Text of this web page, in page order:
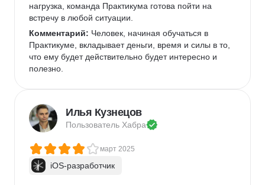
нагрузка, команда Практикума готова пойти на
встречу в любой ситуации.
Комментарий: Человек, начиная обучаться в
Практикуме, вкладывает деньги, время и силы в то,
что ему будет действительно будет интересно и
полезно.
Илья Кузнецов
Пользователь Хабра
март 2025
iOS-разработчик